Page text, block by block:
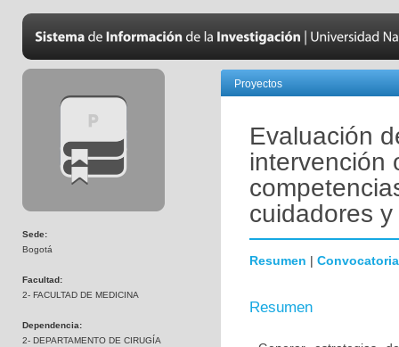
Sede:
Bogotá
Facultad:
2- FACULTAD DE MEDICINA
Dependencia:
2- DEPARTAMENTO DE CIRUGÍA
Proyectos
Evaluación
intervención
cuidadores
Resumen | Convocatoria
Resumen